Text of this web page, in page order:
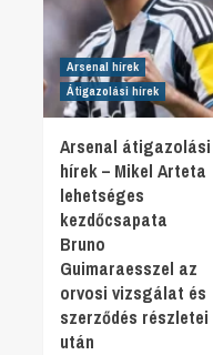
Arsenal hírek
Átigazolási hírek
Arsenal átigazolási
hírek – Mikel Arteta
lehetséges
kezdőcsapata
Bruno
Guimaraesszel az
orvosi vizsgálat és
szerződés részletei
után